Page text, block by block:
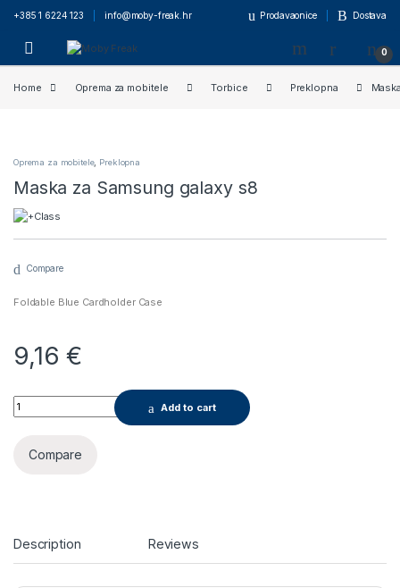
+385 1 6224 123 info@moby-freak.hr Prodavaonice Dostava
0
Home Oprema za mobitele Torbice Preklopna
Oprema za mobitele, Preklopna
Maska za Samsung galaxy s8
Compare
Foldable Blue Cardholder Case
9,16€
Maska za Samsung galaxy s8 quantity
Add to cart
Compare
Description Reviews